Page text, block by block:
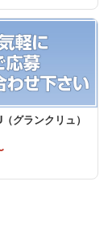
グランクリュ）